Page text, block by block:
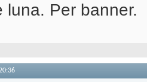
luna. Per banner.